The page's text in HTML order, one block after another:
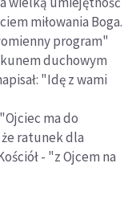
miłowania Boga.
program"
duchowym
"Idę z wami
ma do
ratunek dla
- "z Ojcem na